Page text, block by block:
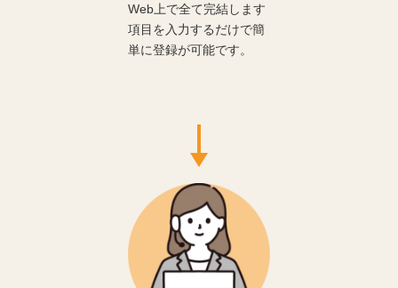
Web上で全て完結します
項目を入力するだけで簡
単に登録が可能です。